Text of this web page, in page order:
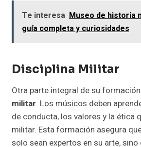
Te interesa Museo de historia
guía completa y curiosidades
Disciplina Militar
Otra parte integral de su
militar. Los músicos deben
de conducta, los valores y la ética
militar. Esta formación asegura
solo sean expertos en su arte,